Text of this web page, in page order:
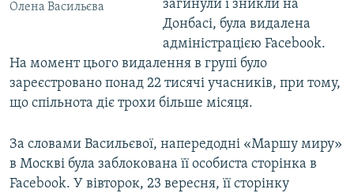
Олена Васильєва
загинули і зникли на
Донбасі, була видалена
адміністрацією Facebook.
На момент цього видалення в групі було
зареєстровано понад 22 тисячі учасників, при тому,
що спільнота діє трохи більше місяця.
За словами Васильєвої, напередодні «Маршу миру»
в Москві була заблокована її особиста сторінка в
Facebook. У вівторок, 23 вересня, її сторінку